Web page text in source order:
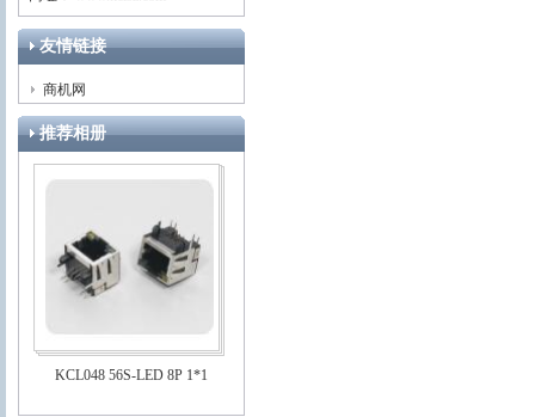
友情链接
商机网
推荐相册
KCL048 56S-LED 8P 1*1